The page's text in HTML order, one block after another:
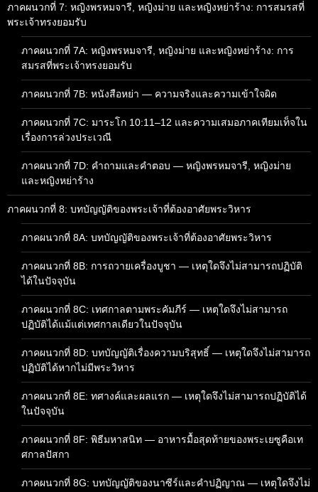
ภาคผนวกที่ 7: หญิงพรหมจารี, หญิงม่าย และหญิงหย่าร้าง: การสมรสที่
พระเจ้าทรงยอมรับ
ภาคผนวกที่ 7A: หญิงพรหมจารี, หญิงม่าย และหญิงหย่าร้าง: การ
สมรสที่พระเจ้าทรงยอมรับ
ภาคผนวกที่ 7B: หนังสือหย่า — ความจริงและความเข้าใจผิด
ภาคผนวกที่ 7C: มาระโก 10:11–12 และความเสมอภาคเทียมเท็จใน
เรื่องการล่วงประเวณี
ภาคผนวกที่ 7D: คำถามและคำตอบ — หญิงพรหมจารี, หญิงม่าย
และหญิงหย่าร้าง
ภาคผนวกที่ 8: บทบัญญัติของพระเจ้าที่ต้องอาศัยพระวิหาร
ภาคผนวกที่ 8A: บทบัญญัติของพระเจ้าที่ต้องอาศัยพระวิหาร
ภาคผนวกที่ 8B: การถวายเครื่องบูชา — เหตุใดจึงไม่สามารถปฏิบัติ
ได้ในปัจจุบัน
ภาคผนวกที่ 8C: เทศกาลตามพระคัมภีร์ — เหตุใดจึงไม่สามารถ
ปฏิบัติได้แม้แต่เทศกาลเดียวในปัจจุบัน
ภาคผนวกที่ 8D: บทบัญญัติเรื่องความบริสุทธิ์ — เหตุใดจึงไม่สามารถ
ปฏิบัติได้หากไม่มีพระวิหาร
ภาคผนวกที่ 8E: ทศางค์และผลแรก — เหตุใดจึงไม่สามารถปฏิบัติได้
ในปัจจุบัน
ภาคผนวกที่ 8F: พิธีมหาสนิท — อาหารมื้อสุดท้ายของพระเยซูคือเท
ศกาลปัสกา
ภาคผนวกที่ 8G: บทบัญญัติของนาซีร์และคำปฏิญาณ — เหตุใดจึงไม่